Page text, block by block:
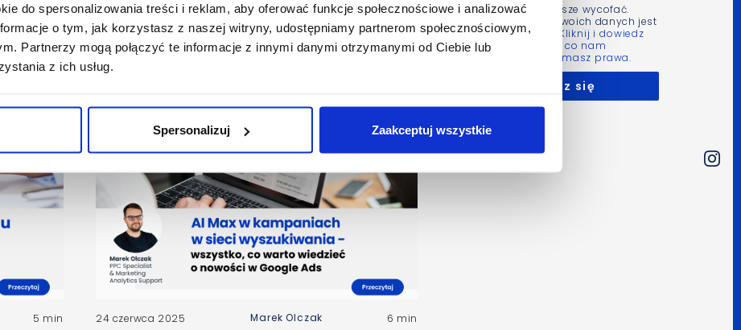
do spersonalizowania treści i reklam, aby oferować funkcje społecznościowe i analizować
o tym, jak korzystasz z naszej witryny, udostępniamy partnerom społecznościowym,
Partnerzy mogą połączyć te informacje z innymi danymi otrzymanymi od Ciebie lub
z ich usług.
Spersonalizuj Zaakceptuj wszystkie
5 min 24 czerwca 2025 Marek Olczak 6 min
Zgodę możesz zawsze wycofać.
Administratorem Twoich danych jest
Bluerank sp. z o.o.
Kliknij i dowiedz
się więcej m.in. po co nam
Twoje dane i jakie masz prawa.